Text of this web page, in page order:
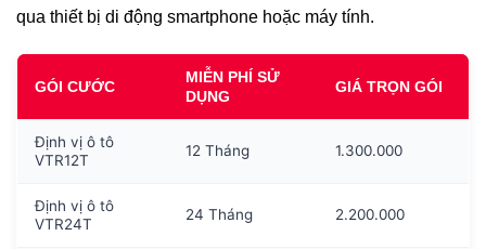
qua thiết bị di động smartphone hoặc máy tính.
GÓI CƯỚC
MIỄN PHÍ SỬ
DỤNG
GIÁ TRỌN GÓI
Định vị ô tô
VTR12T
12 Tháng 1.300.000
Định vị ô tô
VTR24T
24 Tháng 2.200.000